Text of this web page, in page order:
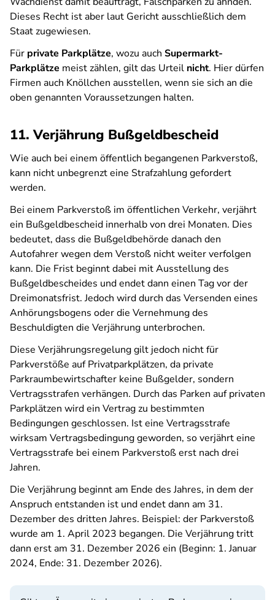
Dieses Recht ist aber laut Gericht ausschließlich dem
Staat zugewiesen.
Für private Parkplätze, wozu auch Supermarkt-
Parkplätze meist zählen, gilt das Urteil nicht. Hier dürfen
Firmen auch Knöllchen ausstellen, wenn sie sich an die
oben genannten Voraussetzungen halten.
11. Verjährung Bußgeldbescheid
Wie auch bei einem öffentlich begangenen Parkverstoß,
kann nicht unbegrenzt eine Strafzahlung gefordert
werden.
Bei einem Parkverstoß im öffentlichen Verkehr, verjährt
ein Bußgeldbescheid innerhalb von drei Monaten. Dies
bedeutet, dass die Bußgeldbehörde danach den
Autofahrer wegen dem Verstoß nicht weiter verfolgen
kann. Die Frist beginnt dabei mit Ausstellung des
Bußgeldbescheides und endet dann einen Tag vor der
Dreimonatsfrist. Jedoch wird durch das Versenden eines
Anhörungsbogens oder die Vernehmung des
Beschuldigten die Verjährung unterbrochen.
Diese Verjährungsregelung gilt jedoch nicht für
Parkverstöße auf Privatparkplätzen, da private
Parkraumbewirtschafter keine Bußgelder, sondern
Vertragsstrafen verhängen. Durch das Parken auf privaten
Parkplätzen wird ein Vertrag zu bestimmten
Bedingungen geschlossen. Ist eine Vertragsstrafe
wirksam Vertragsbedingung geworden, so verjährt eine
Vertragsstrafe bei einem Parkverstoß erst nach drei
Jahren.
Die Verjährung beginnt am Ende des Jahres, in dem der
Anspruch entstanden ist und endet dann am 31.
Dezember des dritten Jahres. Beispiel: der Parkverstoß
wurde am 1. April 2023 begangen. Die Verjährung tritt
dann erst am 31. Dezember 2026 ein (Beginn: 1. Januar
2024, Ende: 31. Dezember 2026).